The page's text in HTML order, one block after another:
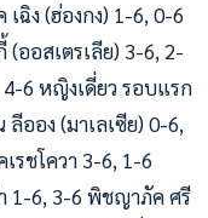
ฉิง (ฮ่องกง) 1-6, 0-6
ออสเตรเลีย) 3-6, 2-
6 หญิงเดี่ยว รอบแรก
ออง (มาเลเซีย) 0-6,
รชโควา 3-6, 1-6
1-6, 3-6 พิชญาภัค ศรี